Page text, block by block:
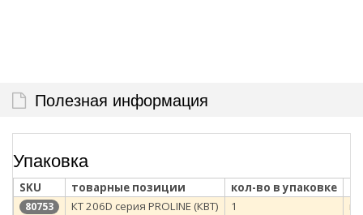
Полезная информация
Упаковка
SKU товарные позиции кол-во в упаковке
80753 КТ 206D серия PROLINE (КВТ) 1